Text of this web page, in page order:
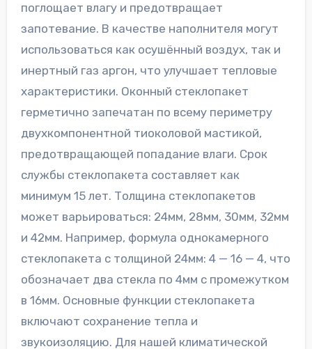
поглощает влагу и предотвращает
запотевание. В качестве наполнителя могут
использоваться как осушённый воздух, так и
инертный газ аргон, что улучшает тепловые
характеристики. Оконный стеклопакет
герметично запечатан по всему периметру
двухкомпонентной тиоколовой мастикой,
предотвращающей попадание влаги. Срок
службы стеклопакета составляет как
минимум 15 лет. Толщина стеклопакетов
может варьироваться: 24мм, 28мм, 30мм, 32мм
и 42мм. Например, формула однокамерного
стеклопакета с толщиной 24мм: 4 — 16 — 4, что
обозначает два стекла по 4мм с промежутком
в 16мм. Основные функции стеклопакета
включают сохранение тепла и
звукоизоляцию. Для нашей климатической